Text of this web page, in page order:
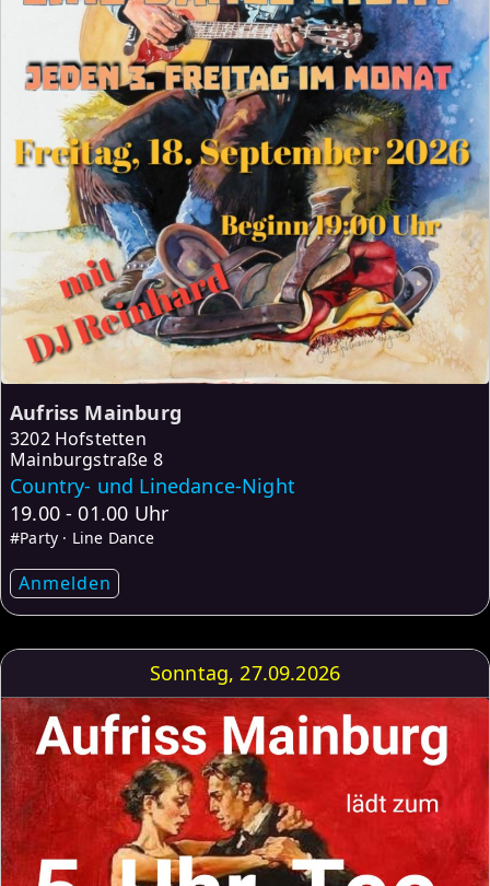
Aufriss Mainburg
3202 Hofstetten
Mainburgstraße 8
Country- und Linedance-Night
19.00 - 01.00 Uhr
#Party · Line Dance
Anmelden
Sonntag, 27.09.2026